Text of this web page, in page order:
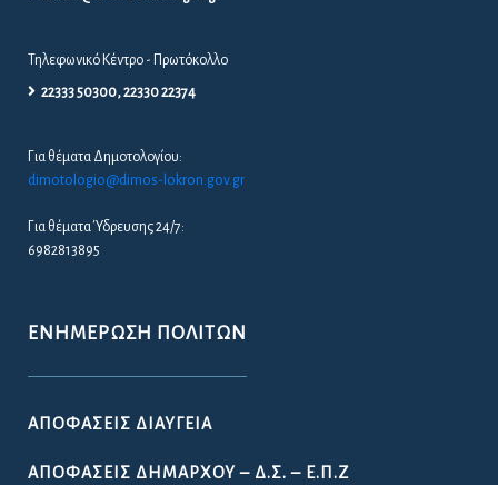
Τηλεφωνικό Κέντρο - Πρωτόκολλο
22333 50300, 22330 22374
Για θέματα Δημοτολογίου:
dimotologio@dimos-lokron.gov.gr
Για θέματα Ύδρευσης 24/7:
6982813895
ΕΝΗΜΈΡΩΣΗ ΠΟΛΙΤΏΝ
ΑΠΟΦΆΣΕΙΣ ΔΙΑΎΓΕΙΑ
ΑΠΟΦΆΣΕΙΣ ΔΗΜΆΡΧΟΥ – Δ.Σ. – Ε.Π.Ζ